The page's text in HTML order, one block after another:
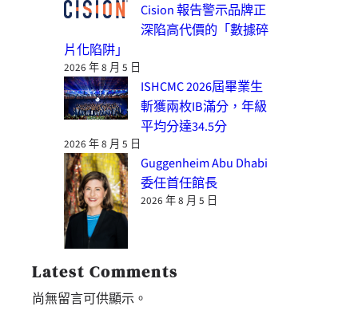
Cision 報告警示品牌正
深陷高代價的「數據碎
片化陷阱」
2026 年 8 月 5 日
ISHCMC 2026屆畢業生
斬獲兩枚IB滿分，年級
平均分達34.5分
2026 年 8 月 5 日
Guggenheim Abu Dhabi
委任首任館長
2026 年 8 月 5 日
Latest Comments
尚無留言可供顯示。